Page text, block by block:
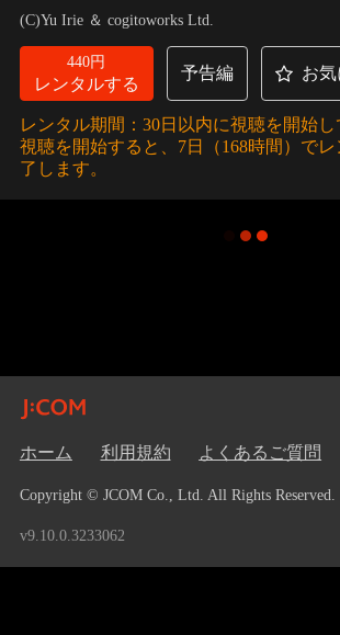
だけだった。そんなある日、間野が理不尽な
れた末に、市役所の屋上から自殺した。
(C)Yu Irie ＆ cogitoworks Ltd.
440円
レンタルする
予告編 お
レンタル期間：30日以内に視聴を開始
視聴を開始すると、7日（168時間）で
了します。
ホーム 利用規約 よくあるご質問
Copyright © JCOM Co., Ltd. All Rights Reserved.
v9.10.0.3233062